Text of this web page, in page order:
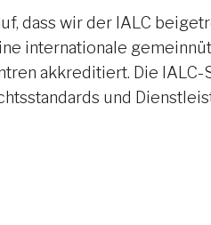
dass wir der IALC
internationale
akkreditiert. Die
und